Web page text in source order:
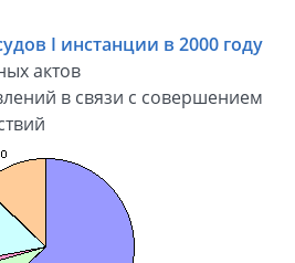
I инстанции в 2000 году
актов
в связи с совершением